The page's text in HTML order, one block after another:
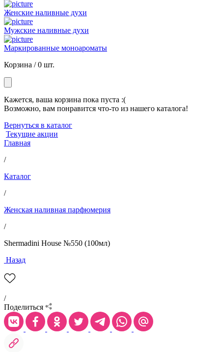
Женские наливные духи
Мужские наливные духи
Маркированные моноароматы
Корзина /0 шт.
Кажется, ваша корзина пока пуста :(
Возможно, вам понравится что-то из нашего каталога!
Вернуться в каталог
Текущие акции
Главная
/
Каталог
/
Женская наливная парфюмерия
/
Shermadini House №550 (100мл)
Назад
/
Поделиться